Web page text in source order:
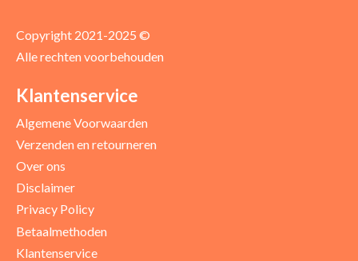
Copyright 2021-2025 ©
Alle rechten voorbehouden
Klantenservice
Algemene Voorwaarden
Verzenden en retourneren
Over ons
Disclaimer
Privacy Policy
Betaalmethoden
Klantenservice